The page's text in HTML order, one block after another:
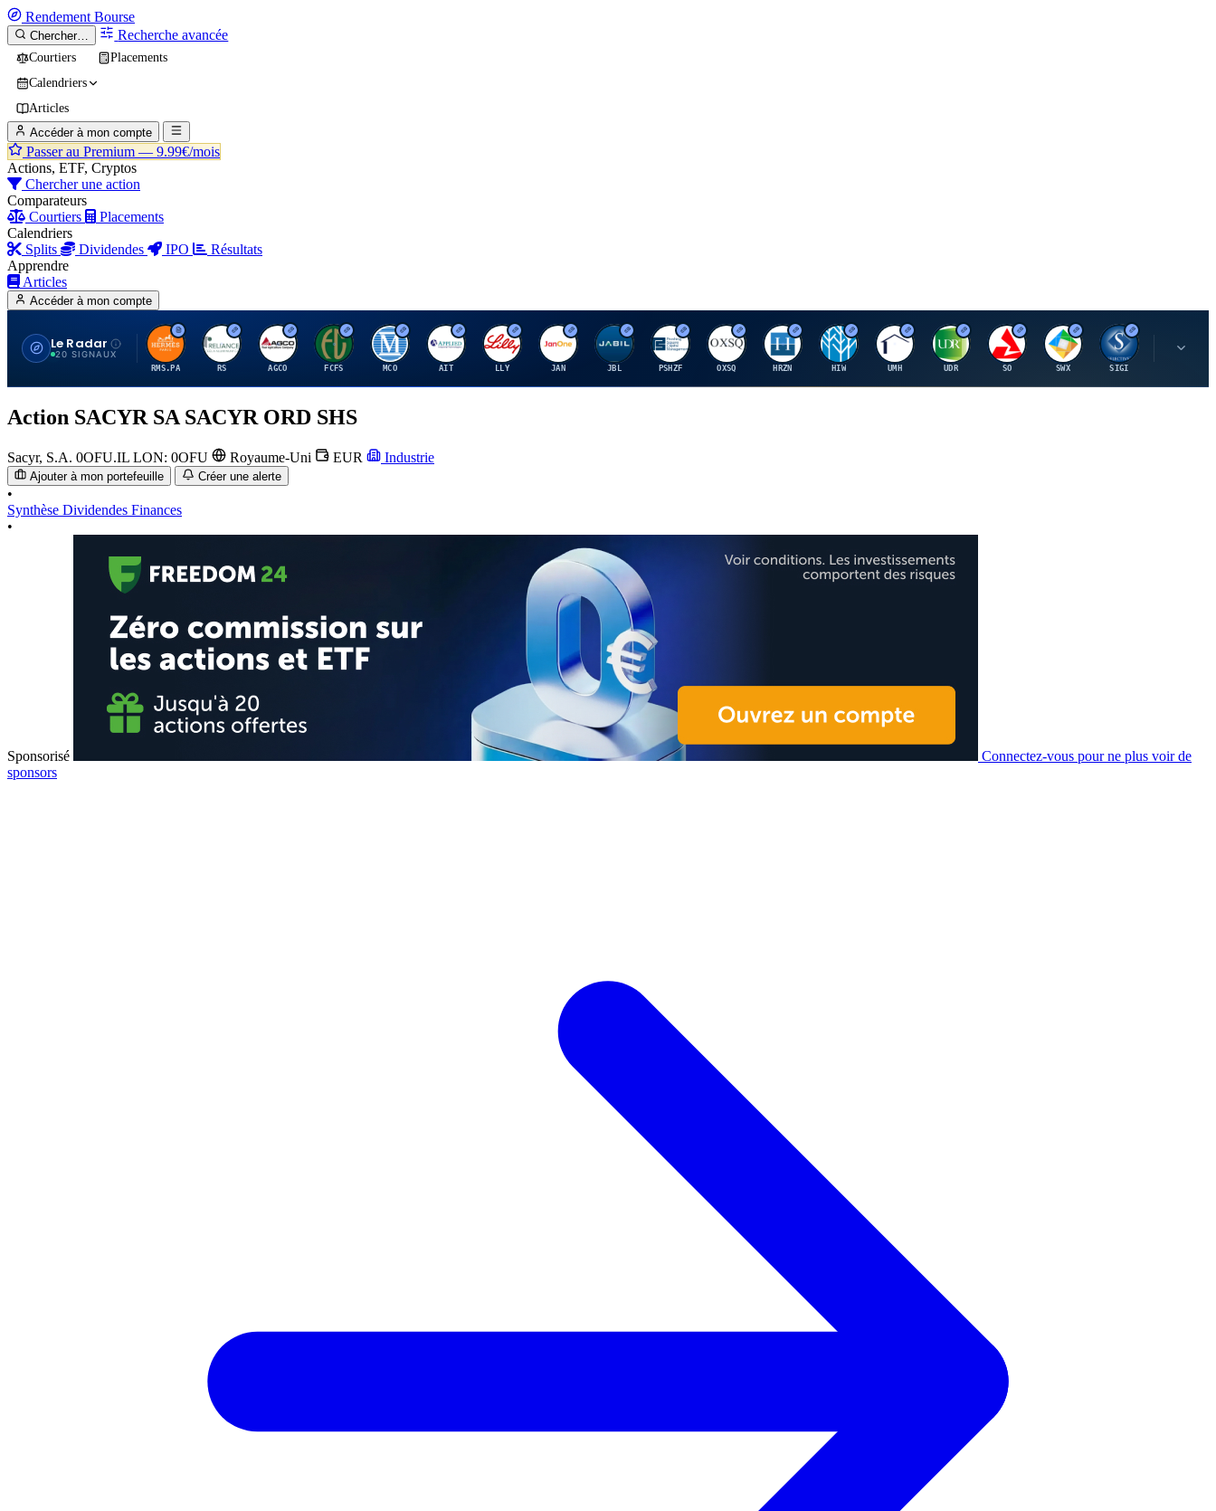
Rendement Bourse
Chercher… Recherche avancée
Courtiers
Placements
Calendriers
Articles
Accéder à mon compte
Passer au Premium — 9.99€/mois
Actions, ETF, Cryptos
Chercher une action
Comparateurs
Courtiers
Placements
Calendriers
Splits
Dividendes IPO
Résultats
Apprendre
Articles
Accéder à mon compte
Le Radar
20 SIGNAUX
H
RMS.PA
R
RS
A
AGCO
F
FCFS
M
MCO
A
AIT
E
LLY
J
JAN
J
JBL
P
PSHZF
O
OXSQ
H
HRZN
H
HIW
U
UMH
U
UDR
S
SO
S
SWX
S
SIGI
L
Action SACYR SA SACYR ORD SHS
Sacyr, S.A. 0OFU.IL LON: 0OFU Royaume-Uni EUR Industrie
Ajouter à mon portefeuille Créer une alerte
•
Synthèse Dividendes Finances
•
Sponsorisé
Connectez-vous pour ne plus voir de
sponsors